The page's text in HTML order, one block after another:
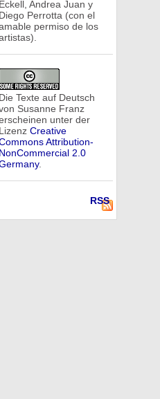
Eckell, Andrea Juan y
Diego Perrotta (con el
permiso de los
Die Texte auf Deutsch
Susanne Franz
unter der
Lizenz Creative
Attribution-
NonCommercial 2.0
.
RSS